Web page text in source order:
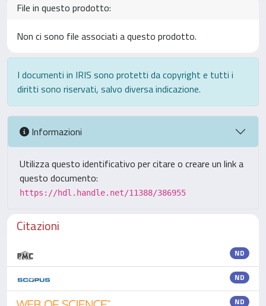
File in questo prodotto:
Non ci sono file associati a questo prodotto.
I documenti in IRIS sono protetti da copyright e tutti i
diritti sono riservati, salvo diversa indicazione.
Informazioni
Utilizza questo identificativo per citare o creare un link a
questo documento:
https://hdl.handle.net/11388/386955
Citazioni
ND
ND
ND